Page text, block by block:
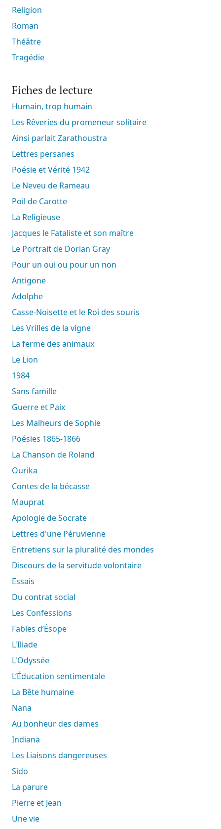
Religion
Roman
Théâtre
Tragédie
Fiches de lecture
Humain, trop humain
Les Rêveries du promeneur solitaire
Ainsi parlait Zarathoustra
Lettres persanes
Poésie et Vérité 1942
Le Neveu de Rameau
Poil de Carotte
La Religieuse
Jacques le Fataliste et son maître
Le Portrait de Dorian Gray
Pour un oui ou pour un non
Antigone
Adolphe
Casse-Noisette et le Roi des souris
Les Vrilles de la vigne
La ferme des animaux
Le Lion
1984
Sans famille
Guerre et Paix
Les Malheurs de Sophie
Poésies 1865-1866
La Chanson de Roland
Ourika
Contes de la bécasse
Mauprat
Apologie de Socrate
Lettres d'une Péruvienne
Entretiens sur la pluralité des mondes
Discours de la servitude volontaire
Essais
Du contrat social
Les Confessions
Fables d’Ésope
L'Iliade
L'Odyssée
L’Éducation sentimentale
La Bête humaine
Nana
Au bonheur des dames
Indiana
Les Liaisons dangereuses
Sido
La parure
Pierre et Jean
Une vie